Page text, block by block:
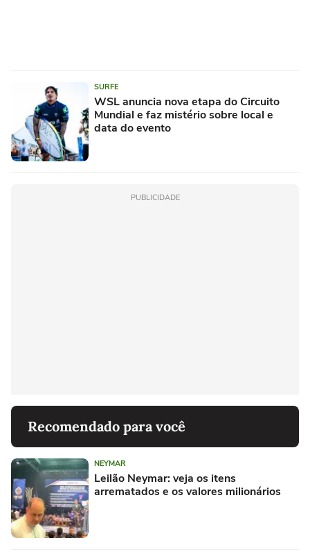
SURFE
WSL anuncia nova etapa do Circuito
Mundial e faz mistério sobre local e
data do evento
PUBLICIDADE
Recomendado para você
NEYMAR
Leilão Neymar: veja os itens
arrematados e os valores milionários